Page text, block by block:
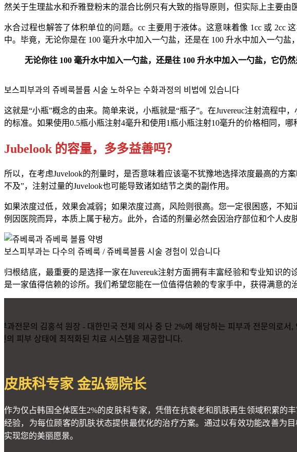
然关于生理盐水和乔雅登粉末的混合比例只有大致的指导原则，但实际上主要
水合过程也解答了体积单位的问题。cc 主要用于液体。这意味着像 1cc 或 2cc
中。毕竟，无论你是在 100 毫升水中加入一勺盐，还是在 100 升水中加入一勺
无论你往 100 毫升水中加入一勺盐，还是往 100 升水中加入一勺盐，它仍然
보스피부과의 쥬베룩볼륨 시술 노하우는 수화과정의 비법에 있습니다
这就是“小瓶”概念的由来。简单来说，小瓶就是“瓶子”。在Juvereuc注射流程
的标准。如果使用0.5瓶小瓶注射4毫升和使用1瓶小瓶注射10毫升的价格相同，
Jubelook 的容量，多多益善吗？
所以，在考虑Juvelook的剂量时，是否意味着应该毫不犹豫地选择浓度最高的
不及”，注射过量的Juvelook也可能导致诸如结节之类的副作用。
如果浓度过低，效果会减弱；如果浓度过高，风险则很高。您一定很困惑，不
例因医院而异，本质上属于秘方。此外，合适的剂量必然会因治疗部位和个人皮
보스피부과는 다수의 쥬베룩 / 쥬베룩볼륨 시술 경험이 있습니다
归根结底，最重要的是选择一家在Juvereuk注射方面拥有丰富经验和专业知识
是一家值得信赖的诊所。我们希望您能在一位值得信赖的专家手中，获得满意的
皮肤科专家 金弘锡院长
作为仅占韩国全体医生2%的皮肤科专家，凭借在抗衰老和肌肤再生领域积累的
经验，为每位顾客的肌肤状态提供最优化的治疗方案。通过以有效功能改善为目
实现您的美丽愿景。